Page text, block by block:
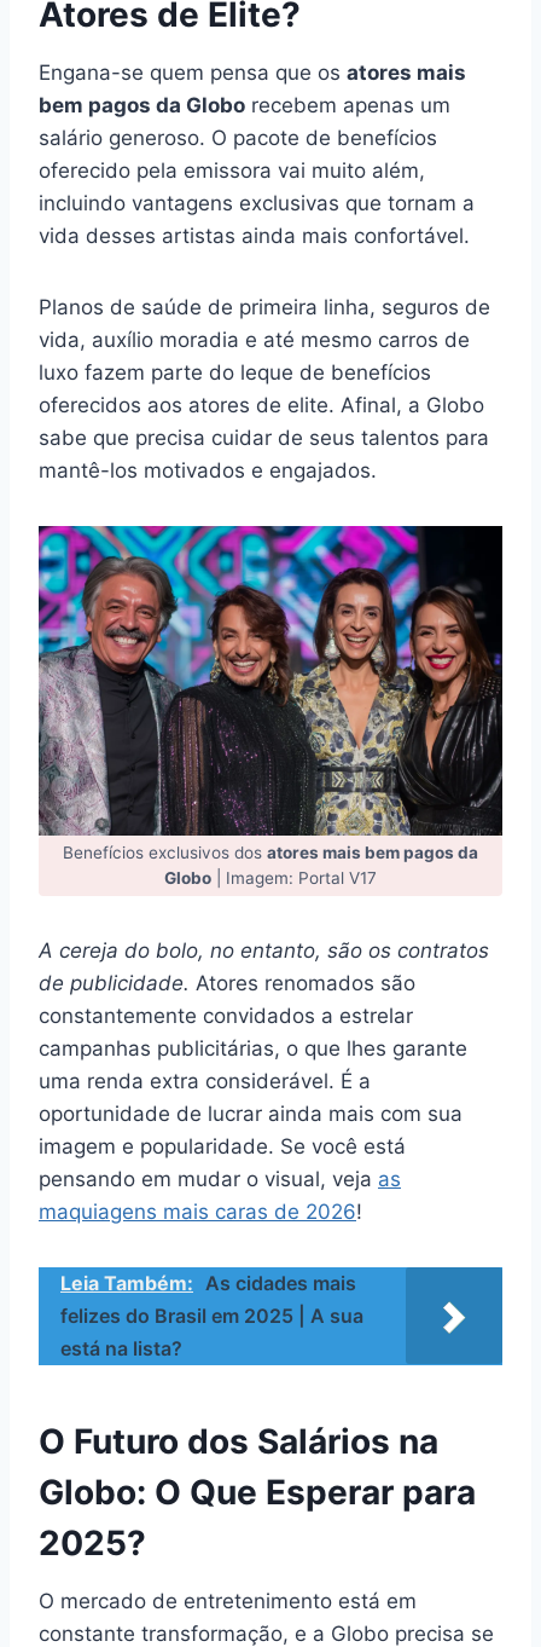
Atores de Elite?
Engana-se quem pensa que os atores mais
bem pagos da Globo recebem apenas um
salário generoso. O pacote de benefícios
oferecido pela emissora vai muito além,
incluindo vantagens exclusivas que tornam a
vida desses artistas ainda mais confortável.
Planos de saúde de primeira linha, seguros de
vida, auxílio moradia e até mesmo carros de
luxo fazem parte do leque de benefícios
oferecidos aos atores de elite. Afinal, a Globo
sabe que precisa cuidar de seus talentos para
mantê-los motivados e engajados.
Benefícios exclusivos dos atores mais bem pagos da
Globo | Imagem: Portal V17
A cereja do bolo, no entanto, são os contratos
de publicidade. Atores renomados são
constantemente convidados a estrelar
campanhas publicitárias, o que lhes garante
uma renda extra considerável. É a
oportunidade de lucrar ainda mais com sua
imagem e popularidade. Se você está
pensando em mudar o visual, veja as
maquiagens mais caras de 2026!
Leia Também: As cidades mais
felizes do Brasil em 2025 | A sua
está na lista?
O Futuro dos Salários na
Globo: O Que Esperar para
2025?
O mercado de entretenimento está em
constante transformação, e a Globo precisa se